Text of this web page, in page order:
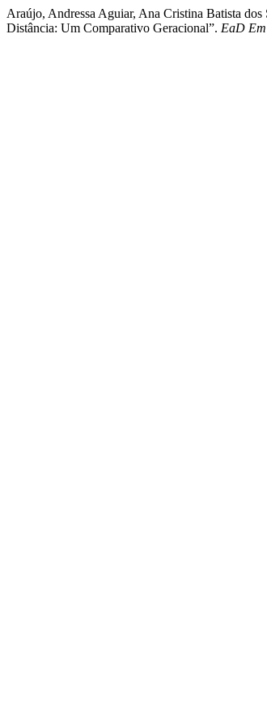
Araújo, Andressa Aguiar, Ana Cristina Batista
Distância: Um Comparativo Geracional”. EaD